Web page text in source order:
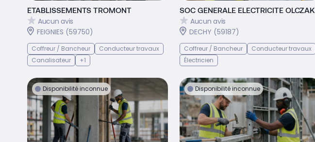
ETABLISSEMENTS TROMONT
Aucun avis
FEIGNIES (59750)
Coffreur / Bancheur
Conducteur travaux
Canalisateur
+1
SOC GENERALE ELECTRICITE OLCZAK
Aucun avis
DECHY (59187)
Coffreur / Bancheur
Conducteur travaux
Électricien
Disponibilité inconnue Disponibilité inconnue